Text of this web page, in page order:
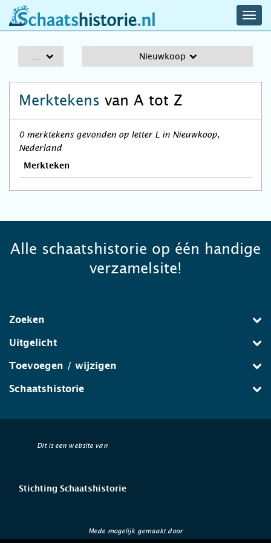
schaatshistorie.nl
Nieuwkoop
Merktekens van A tot Z
0 merktekens gevonden op letter L in Nieuwkoop,
Nederland
Merkteken
Alle schaatshistorie op één handige
verzamelsite!
Zoeken
Uitgelicht
Toevoegen / wijzigen
Schaatshistorie
Dit is een website van
Stichting Schaatshistorie
Mede mogelijk gemaakt door